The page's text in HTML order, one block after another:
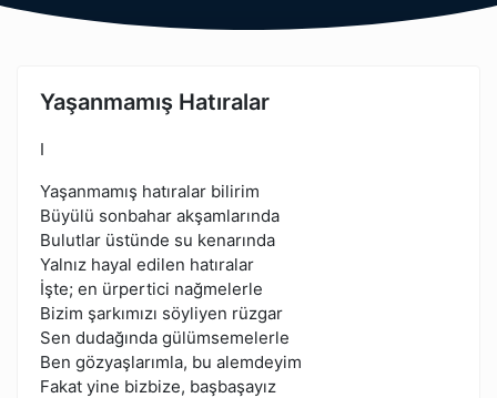
Yaşanmamış Hatıralar
I
Yaşanmamış hatıralar bilirim
Büyülü sonbahar akşamlarında
Bulutlar üstünde su kenarında
Yalnız hayal edilen hatıralar
İşte; en ürpertici nağmelerle
Bizim şarkımızı söyliyen rüzgar
Sen dudağında gülümsemelerle
Ben gözyaşlarımla, bu alemdeyim
Fakat yine bizbize, başbaşayız